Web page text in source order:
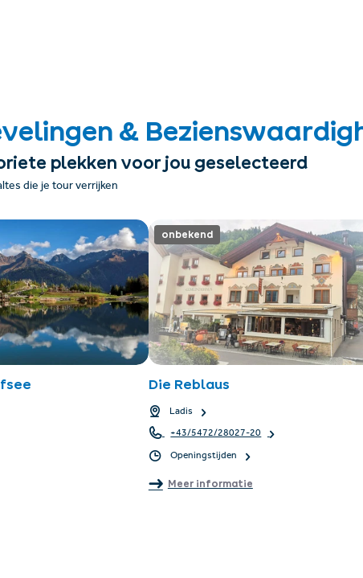
&
plekken voor jou geselecteerd
die je tour verrijken
onbekend
Die Reblaus
Ladis
+43/5472/28027-20
Openingstijden
Meer informatie